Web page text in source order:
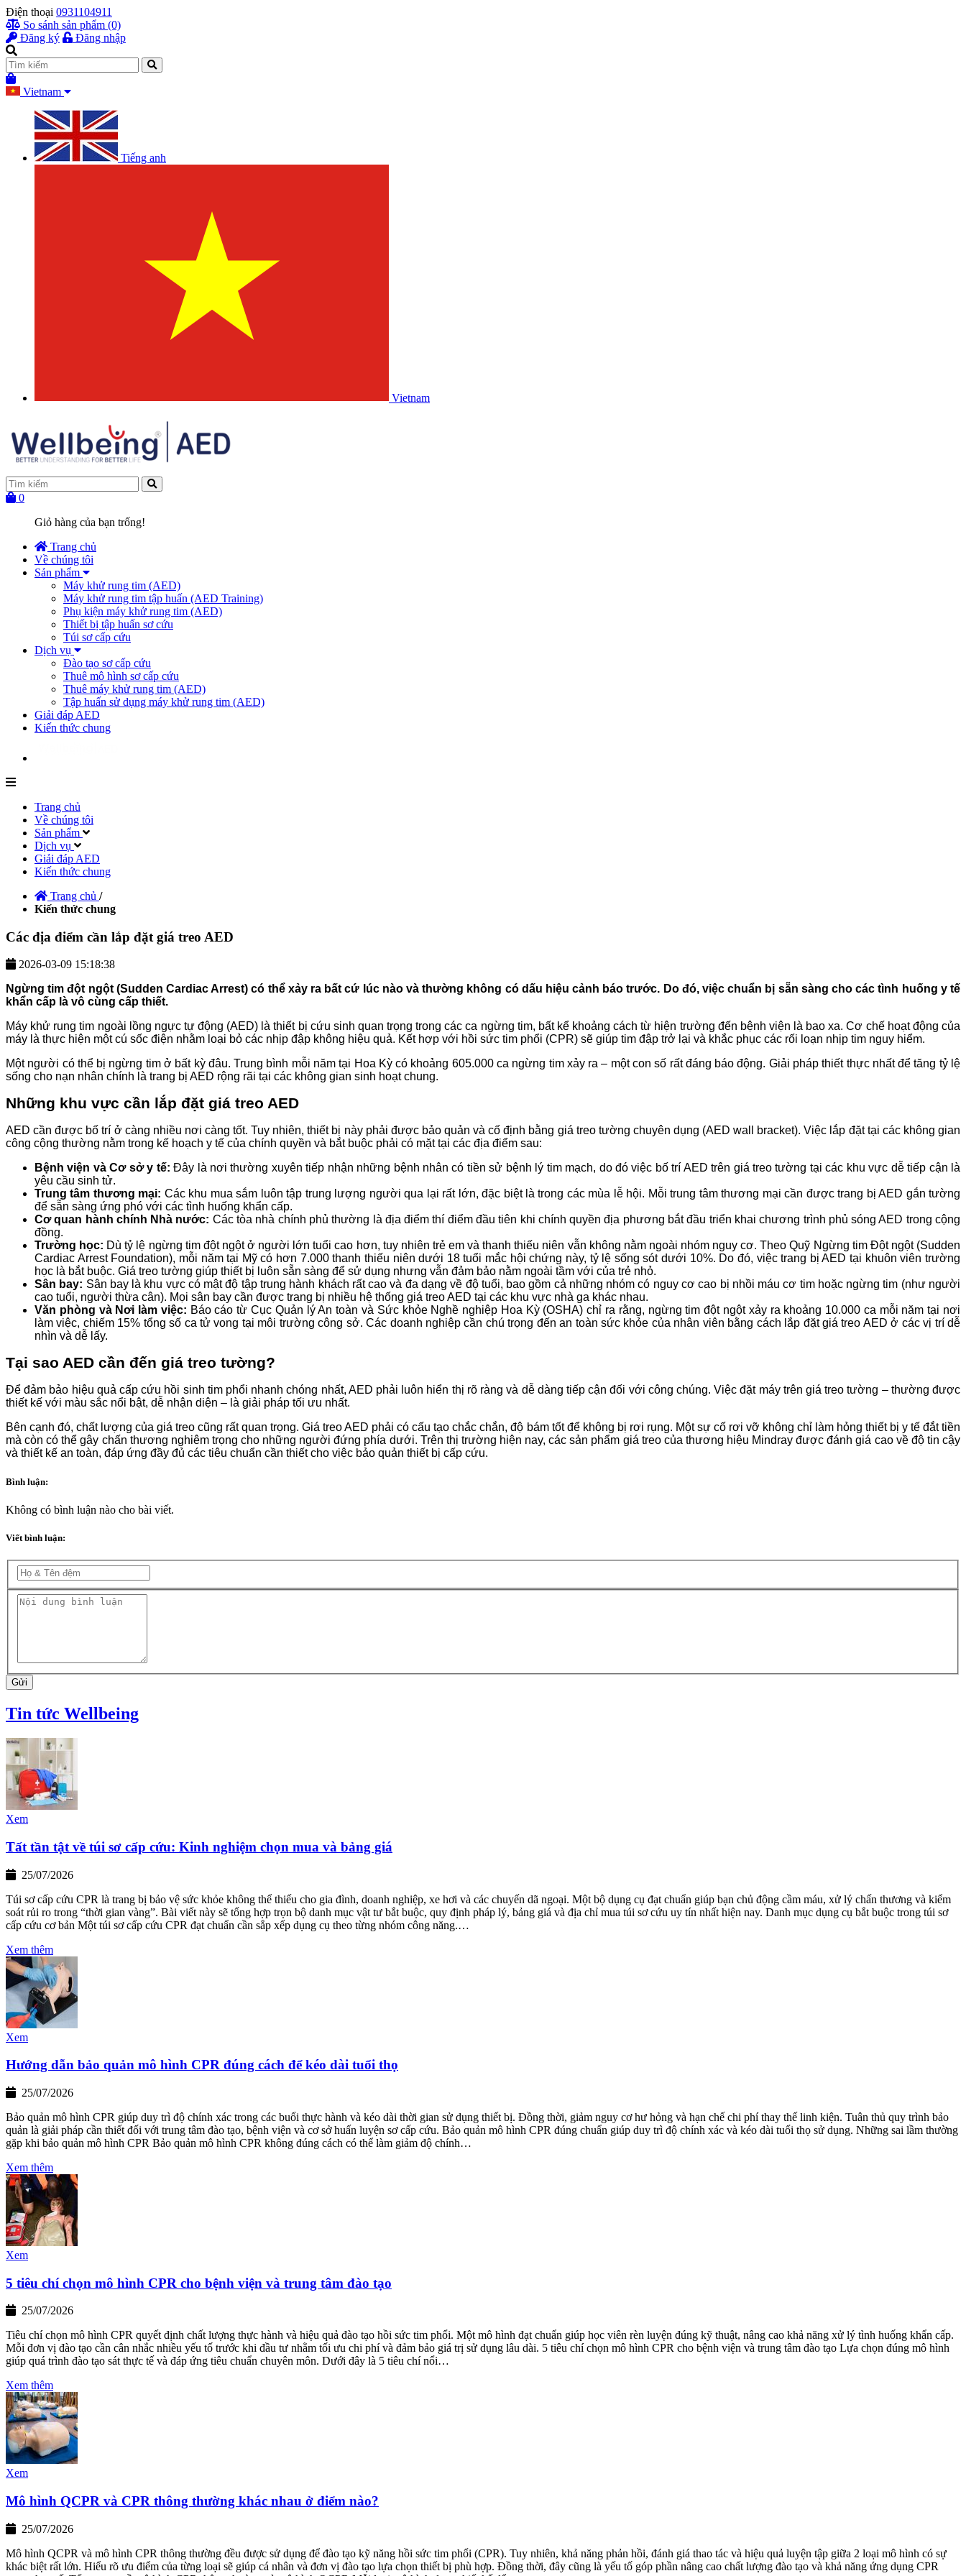
Điện thoại 0931104911
So sánh sản phẩm (0)
Đăng ký
Đăng nhập
Vietnam
Tiếng anh
Vietnam
0
Giỏ hàng của bạn trống!
Trang chủ
Về chúng tôi
Sản phẩm
Máy khử rung tim (AED)
Máy khử rung tim tập huấn (AED Training)
Phụ kiện máy khử rung tim (AED)
Thiết bị tập huấn sơ cứu
Túi sơ cấp cứu
Dịch vụ
Đào tạo sơ cấp cứu
Thuê mô hình sơ cấp cứu
Thuê máy khử rung tim (AED)
Tập huấn sử dụng máy khử rung tim (AED)
Giải đáp AED
Kiến thức chung
Trang chủ
Về chúng tôi
Sản phẩm
Dịch vụ
Giải đáp AED
Kiến thức chung
Trang chủ /
Kiến thức chung
Các địa điểm cần lắp đặt giá treo AED
2026-03-09 15:18:38
Ngừng tim đột ngột (Sudden Cardiac Arrest) có thể xảy ra bất cứ lúc nào và thường không có dấu hiệu cảnh báo trước. Do đó, việc chuẩn bị sẵn sàng cho các tình huống y tế
khẩn cấp là vô cùng cấp thiết.
Máy khử rung tim ngoài lồng ngực tự động (AED) là thiết bị cứu sinh quan trọng trong các ca ngừng tim, bất kể khoảng cách từ hiện trường đến bệnh viện là bao xa. Cơ chế hoạt động của
máy là thực hiện một cú sốc điện nhằm loại bỏ các nhịp đập không hiệu quả. Kết hợp với hồi sức tim phổi (CPR) sẽ giúp tim đập trở lại và khắc phục các rối loạn nhịp tim nguy hiểm.
Một người có thể bị ngừng tim ở bất kỳ đâu. Trung bình mỗi năm tại Hoa Kỳ có khoảng 605.000 ca ngừng tim xảy ra – một con số rất đáng báo động. Giải pháp thiết thực nhất để tăng tỷ lệ
sống cho nạn nhân chính là trang bị AED rộng rãi tại các không gian sinh hoạt chung.
Những khu vực cần lắp đặt giá treo AED
AED cần được bố trí ở càng nhiều nơi càng tốt. Tuy nhiên, thiết bị này phải được bảo quản và cố định bằng giá treo tường chuyên dụng (AED wall bracket). Việc lắp đặt tại các không gian
công cộng thường nằm trong kế hoạch y tế của chính quyền và bắt buộc phải có mặt tại các địa điểm sau:
Bệnh viện và Cơ sở y tế: Đây là nơi thường xuyên tiếp nhận những bệnh nhân có tiền sử bệnh lý tim mạch, do đó việc bố trí AED trên giá treo tường tại các khu vực dễ tiếp cận là
yêu cầu sinh tử.
Trung tâm thương mại: Các khu mua sắm luôn tập trung lượng người qua lại rất lớn, đặc biệt là trong các mùa lễ hội. Mỗi trung tâm thương mại cần được trang bị AED gắn tường
để sẵn sàng ứng phó với các tình huống khẩn cấp.
Cơ quan hành chính Nhà nước: Các tòa nhà chính phủ thường là địa điểm thí điểm đầu tiên khi chính quyền địa phương bắt đầu triển khai chương trình phủ sóng AED trong cộng
đồng.
Trường học: Dù tỷ lệ ngừng tim đột ngột ở người lớn tuổi cao hơn, tuy nhiên trẻ em và thanh thiếu niên vẫn không nằm ngoài nhóm nguy cơ. Theo Quỹ Ngừng tim Đột ngột (Sudden
Cardiac Arrest Foundation), mỗi năm tại Mỹ có hơn 7.000 thanh thiếu niên dưới 18 tuổi mắc hội chứng này, tỷ lệ sống sót dưới 10%. Do đó, việc trang bị AED tại khuôn viên trường
học là bắt buộc. Giá treo tường giúp thiết bị luôn sẵn sàng để sử dụng nhưng vẫn đảm bảo nằm ngoài tầm với của trẻ nhỏ.
Sân bay: Sân bay là khu vực có mật độ tập trung hành khách rất cao và đa dạng về độ tuổi, bao gồm cả những nhóm có nguy cơ cao bị nhồi máu cơ tim hoặc ngừng tim (như người
cao tuổi, người thừa cân). Mọi sân bay cần được trang bị nhiều hệ thống giá treo AED tại các khu vực nhà ga khác nhau.
Văn phòng và Nơi làm việc: Báo cáo từ Cục Quản lý An toàn và Sức khỏe Nghề nghiệp Hoa Kỳ (OSHA) chỉ ra rằng, ngừng tim đột ngột xảy ra khoảng 10.000 ca mỗi năm tại nơi
làm việc, chiếm 15% tổng số ca tử vong tại môi trường công sở. Các doanh nghiệp cần chú trọng đến an toàn sức khỏe của nhân viên bằng cách lắp đặt giá treo AED ở các vị trí dễ
nhìn và dễ lấy.
Tại sao AED cần đến giá treo tường?
Để đảm bảo hiệu quả cấp cứu hồi sinh tim phổi nhanh chóng nhất, AED phải luôn hiển thị rõ ràng và dễ dàng tiếp cận đối với công chúng. Việc đặt máy trên giá treo tường – thường được
thiết kế với màu sắc nổi bật, dễ nhận diện – là giải pháp tối ưu nhất.
Bên cạnh đó, chất lượng của giá treo cũng rất quan trọng. Giá treo AED phải có cấu tạo chắc chắn, độ bám tốt để không bị rơi rụng. Một sự cố rơi vỡ không chỉ làm hỏng thiết bị y tế đắt tiền
mà còn có thể gây chấn thương nghiêm trọng cho những người đứng phía dưới. Trên thị trường hiện nay, các sản phẩm giá treo của thương hiệu Mindray được đánh giá cao về độ tin cậy
và thiết kế an toàn, đáp ứng đầy đủ các tiêu chuẩn cần thiết cho việc bảo quản thiết bị cấp cứu.
Bình luận:
Không có bình luận nào cho bài viết.
Viết bình luận:
Gửi
Tin tức Wellbeing
Xem
Tất tần tật về túi sơ cấp cứu: Kinh nghiệm chọn mua và bảng giá
25/07/2026
Túi sơ cấp cứu CPR là trang bị bảo vệ sức khỏe không thể thiếu cho gia đình, doanh nghiệp, xe hơi và các chuyến dã ngoại. Một bộ dụng cụ đạt chuẩn giúp bạn chủ động cầm máu, xử lý chấn thương và kiểm
soát rủi ro trong “thời gian vàng”. Bài viết này sẽ tổng hợp trọn bộ danh mục vật tư bắt buộc, quy định pháp lý, bảng giá và địa chỉ mua túi sơ cứu uy tín nhất hiện nay. Danh mục dụng cụ bắt buộc trong túi sơ
cấp cứu cơ bản Một túi sơ cấp cứu CPR đạt chuẩn cần sắp xếp dụng cụ theo từng nhóm công năng.…
Xem thêm
Xem
Hướng dẫn bảo quản mô hình CPR đúng cách để kéo dài tuổi thọ
25/07/2026
Bảo quản mô hình CPR giúp duy trì độ chính xác trong các buổi thực hành và kéo dài thời gian sử dụng thiết bị. Đồng thời, giảm nguy cơ hư hỏng và hạn chế chi phí thay thế linh kiện. Tuân thủ quy trình bảo
quản là giải pháp cần thiết đối với trung tâm đào tạo, bệnh viện và cơ sở huấn luyện sơ cấp cứu. Bảo quản mô hình CPR đúng chuẩn giúp duy trì độ chính xác và kéo dài tuổi thọ sử dụng. Những sai lầm thường
gặp khi bảo quản mô hình CPR Bảo quản mô hình CPR không đúng cách có thể làm giảm độ chính…
Xem thêm
Xem
5 tiêu chí chọn mô hình CPR cho bệnh viện và trung tâm đào tạo
25/07/2026
Tiêu chí chọn mô hình CPR quyết định chất lượng thực hành và hiệu quả đào tạo hồi sức tim phổi. Một mô hình đạt chuẩn giúp học viên rèn luyện đúng kỹ thuật, nâng cao khả năng xử lý tình huống khẩn cấp.
Mỗi đơn vị đào tạo cần cân nhắc nhiều yếu tố trước khi đầu tư nhằm tối ưu chi phí và đảm bảo giá trị sử dụng lâu dài. 5 tiêu chí chọn mô hình CPR cho bệnh viện và trung tâm đào tạo Lựa chọn đúng mô hình
giúp quá trình đào tạo sát thực tế và đáp ứng tiêu chuẩn chuyên môn. Dưới đây là 5 tiêu chí nổi…
Xem thêm
Xem
Mô hình QCPR và CPR thông thường khác nhau ở điểm nào?
25/07/2026
Mô hình QCPR và mô hình CPR thông thường đều được sử dụng để đào tạo kỹ năng hồi sức tim phổi (CPR). Tuy nhiên, khả năng phản hồi, đánh giá thao tác và hiệu quả luyện tập giữa 2 loại mô hình có sự
khác biệt rất lớn. Hiểu rõ ưu điểm của từng loại sẽ giúp cá nhân và đơn vị đào tạo lựa chọn thiết bị phù hợp. Đồng thời, đây cũng là yếu tố góp phần nâng cao chất lượng đào tạo và khả năng ứng dụng CPR